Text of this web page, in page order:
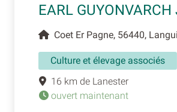
EARL GUYONVARCH
Coet Er Pagne, 56440,
Culture et élevage associés
16 km de Lanester
ouvert maintenant